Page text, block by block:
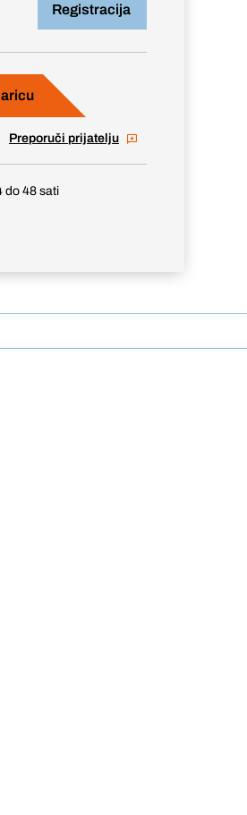
Registracija
Preporuči prijatelju
do 48 sati